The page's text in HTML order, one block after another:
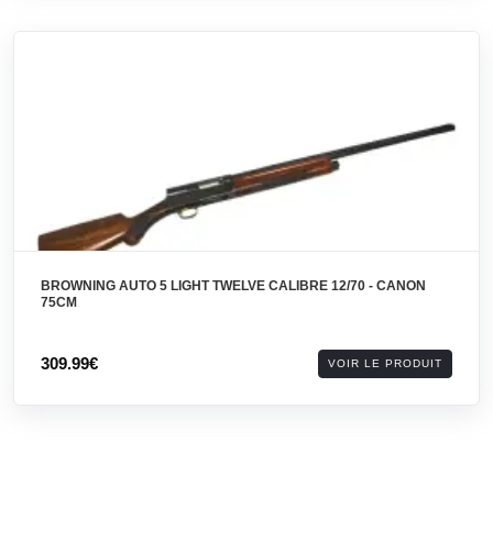
BROWNING AUTO 5 LIGHT TWELVE CALIBRE 12/70 - CANON
75CM
309.99€ VOIR LE PRODUIT